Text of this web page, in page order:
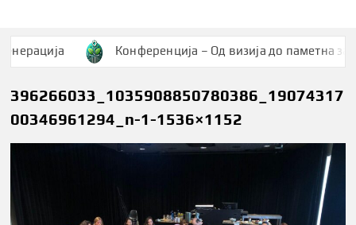
Конференција – Од визија до паметна
396266033_1035908850780386_19074317
00346961294_n-1-1536×1152